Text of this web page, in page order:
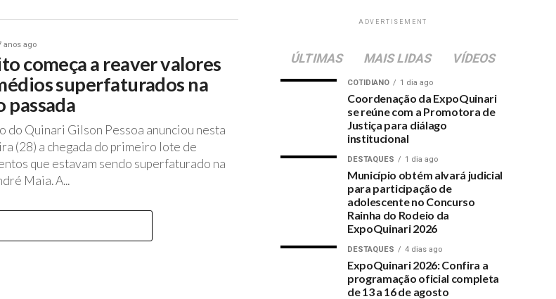
anos ago
começa a reaver valores
superfaturados na
passada
do Quinari Gilson Pessoa anunciou nesta
(28) a chegada do primeiro lote de
que estavam sendo superfaturado na
Maia. A...
ADVERTISEMENT
ÚLTIMAS MAIS LIDAS VÍDEOS
COTIDIANO 1 dia ago
Coordenação da ExpoQuinari
se reúne com a Promotora de
Justiça para diálago
institucional
DESTAQUES 1 dia ago
Município obtém alvará judicial
para participação de
adolescente no Concurso
Rainha do Rodeio da
ExpoQuinari 2026
DESTAQUES 4 dias ago
ExpoQuinari 2026: Confira a
programação oficial completa
de 13 a 16 de agosto